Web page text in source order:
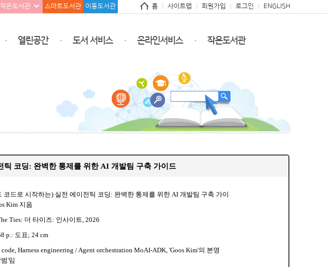
작은도서관 스마트도서관 이동도서관 홈 사이트맵 회원가입 로그인 ENGLISH
열린공간 도서 서비스 온라인서비스 작은도서관